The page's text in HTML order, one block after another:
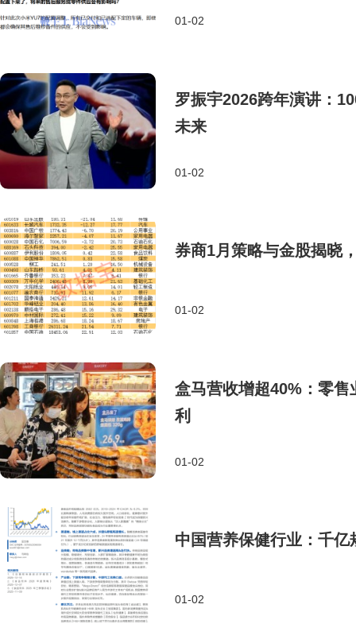
01-02
罗振宇2026跨年演讲：
未来
01-02
券商1月策略与金股揭晓
01-02
盒马营收增超40%：零
利
01-02
中国营养保健行业：千
01-02